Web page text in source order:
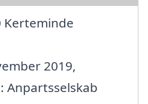
Kerteminde
2019,
Anpartsselskab